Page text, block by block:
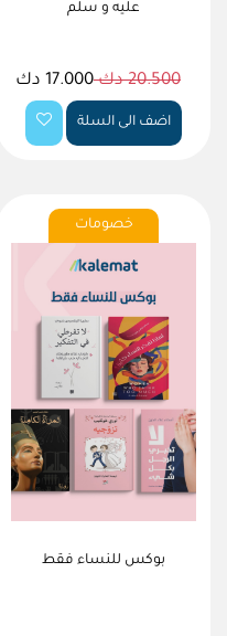
عليه و سلم
20.500 دك 17.000 دك
اضف الى السلة
خصومات
بوكس للنساء فقط